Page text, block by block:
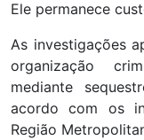
Ele permanece
As investigações
organização
mediante
acordo com os
Região